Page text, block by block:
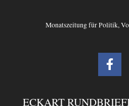
Monatszeitung für Politik,
F
a
ECKART